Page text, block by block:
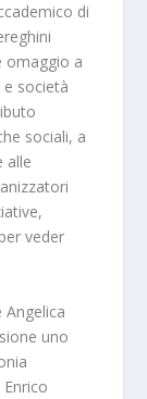
di
omaggio a
società
sociali, a
alle
veder
uno